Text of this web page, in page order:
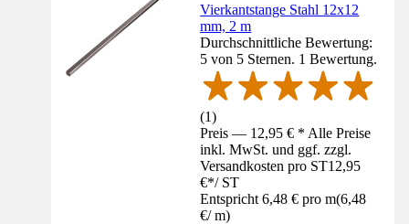
Vierkantstange Stahl 12x12
mm, 2 m
Durchschnittliche Bewertung:
5 von 5 Sternen. 1 Bewertung.
(1)
Preis — 12,95 € * Alle Preise
inkl. MwSt. und ggf. zzgl.
Versandkosten pro ST12,95
€*/ ST
Entspricht 6,48 € pro m(6,48
€/ m)